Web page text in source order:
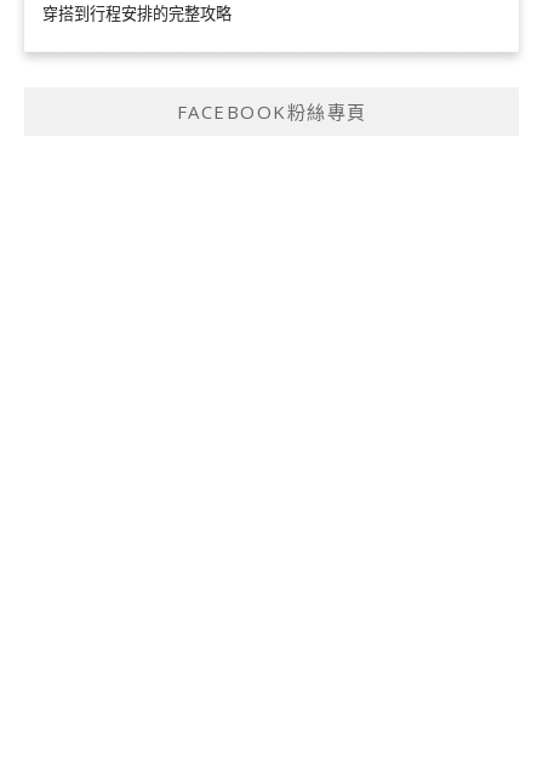
穿搭到行程安排的完整攻略
FACEBOOK粉絲專頁